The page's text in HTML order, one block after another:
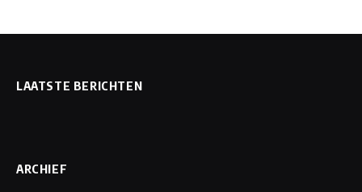
LAATSTE BERICHTEN
ARCHIEF